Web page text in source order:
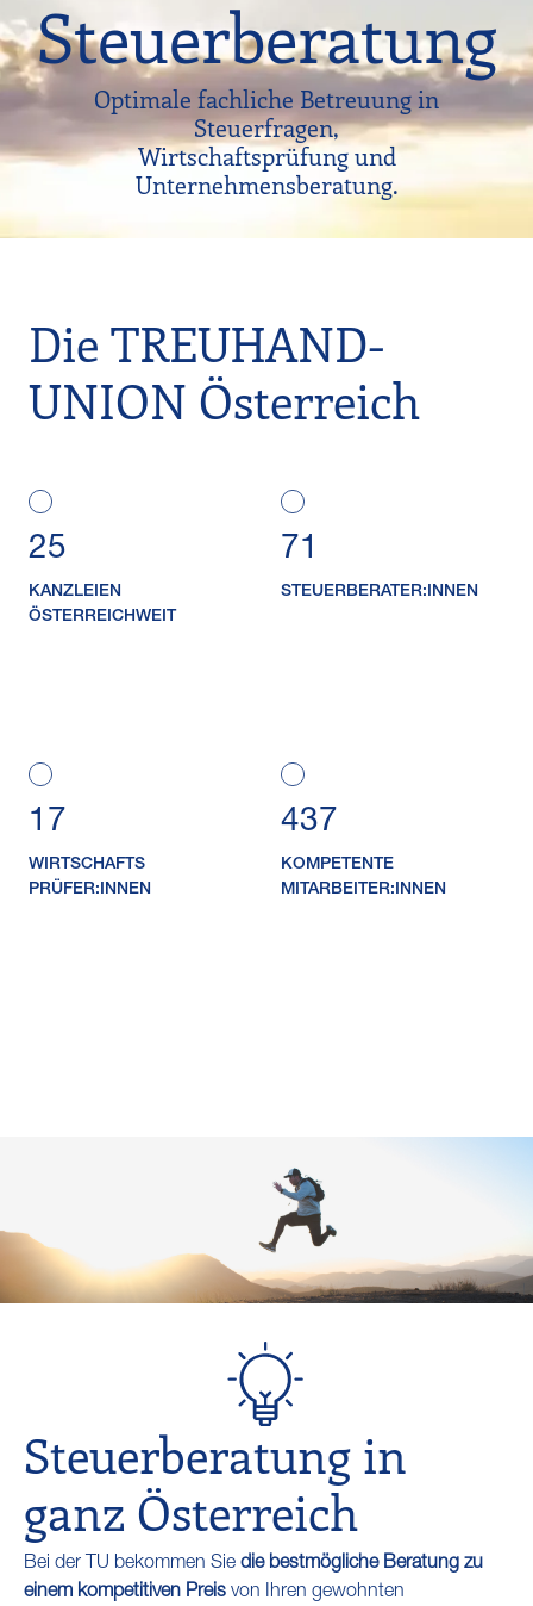
Steuerberatung
Optimale fachliche Betreuung in
Steuerfragen,
Wirtschaftsprüfung und
Unternehmensberatung.
Die TREUHAND-
UNION Österreich
25
KANZLEIEN
ÖSTERREICHWEIT
71
STEUER​BERATER:INNEN
17
WIRTSCHAFTS​
PRÜFER:INNEN
437
KOMPETENTE
MITARBEITER:INNEN
Steuerberatung in
ganz Österreich
Bei der TU bekommen Sie die bestmögliche Beratung zu
einem kompetitiven Preis von Ihren gewohnten